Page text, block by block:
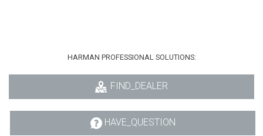
HARMAN PROFESSIONAL SOLUTIONS:
FIND_DEALER
HAVE_QUESTION